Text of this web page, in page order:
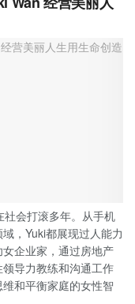
社会打滚多年。从手机
，Yuki都展现过人能力
企业家，通过房地产
导力教练和沟通工作
和平衡家庭的女性智